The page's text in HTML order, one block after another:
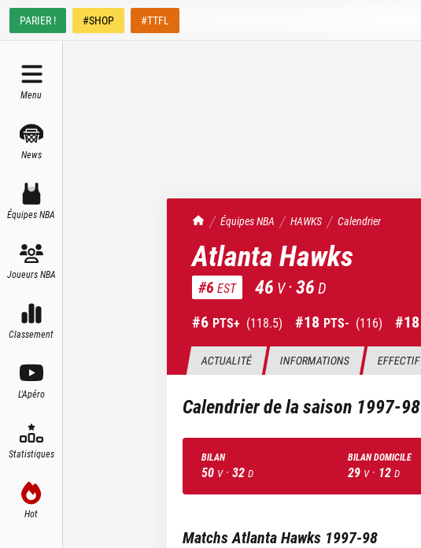
PARIER ! #SHOP #TTFL
Menu
News
Équipes NBA
Joueurs NBA
Classement
L'Apéro
Statistiques
Hot
TrashTalk Actu NBA
Équipes NBA HAWKS Calendrier
Atlanta Hawks
#6 EST 46 V ·36 D
#6 PTS+ (118.5) #18 PTS- (116) #18
ACTUALITÉ INFORMATIONS EFFECTIF
Calendrier de la saison 1997-98
BILAN
50 V · 32 D
BILAN DOMICILE
29 V · 12 D
MatchsAtlanta Hawks 1997-98